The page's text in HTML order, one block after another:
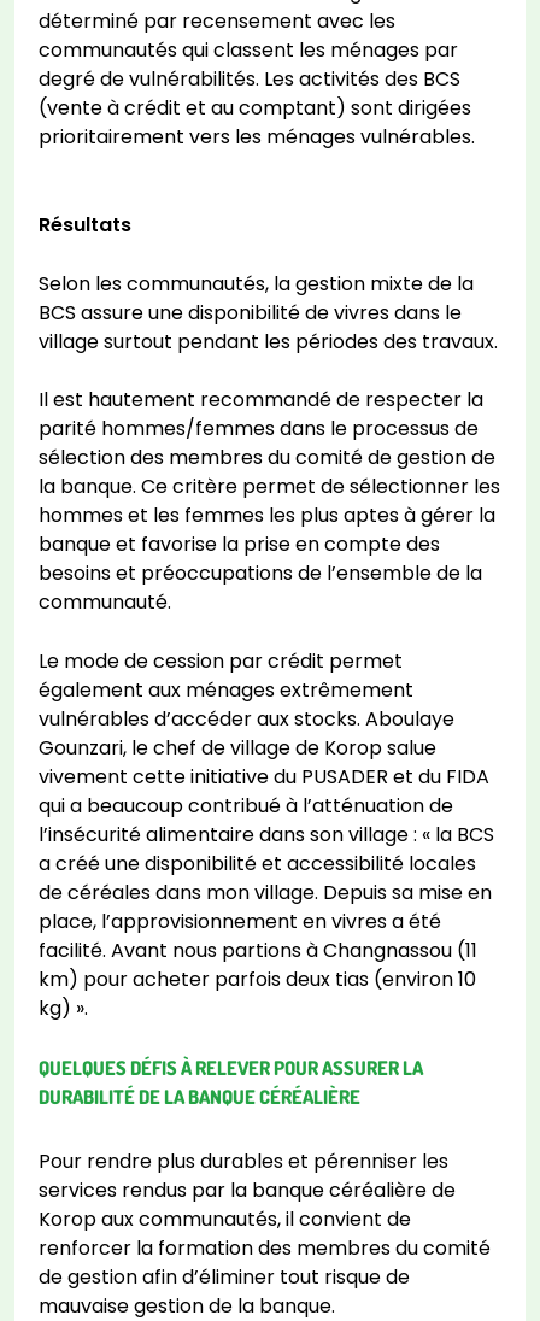
déterminé par recensement avec les
communautés qui classent les ménages par
degré de vulnérabilités. Les activités des BCS
(vente à crédit et au comptant) sont dirigées
prioritairement vers les ménages vulnérables.
Résultats
Selon les communautés, la gestion mixte de la
BCS assure une disponibilité de vivres dans le
village surtout pendant les périodes des travaux.
Il est hautement recommandé de respecter la
parité hommes/femmes dans le processus de
sélection des membres du comité de gestion de
la banque. Ce critère permet de sélectionner les
hommes et les femmes les plus aptes à gérer la
banque et favorise la prise en compte des
besoins et préoccupations de l’ensemble de la
communauté.
Le mode de cession par crédit permet
également aux ménages extrêmement
vulnérables d’accéder aux stocks. Aboulaye
Gounzari, le chef de village de Korop salue
vivement cette initiative du PUSADER et du FIDA
qui a beaucoup contribué à l’atténuation de
l’insécurité alimentaire dans son village : « la BCS
a créé une disponibilité et accessibilité locales
de céréales dans mon village. Depuis sa mise en
place, l’approvisionnement en vivres a été
facilité. Avant nous partions à Changnassou (11
km) pour acheter parfois deux tias (environ 10
kg) ».
QUELQUES DÉFIS À RELEVER POUR ASSURER LA
DURABILITÉ DE LA BANQUE CÉRÉALIÈRE
Pour rendre plus durables et pérenniser les
services rendus par la banque céréalière de
Korop aux communautés, il convient de
renforcer la formation des membres du comité
de gestion afin d’éliminer tout risque de
mauvaise gestion de la banque.